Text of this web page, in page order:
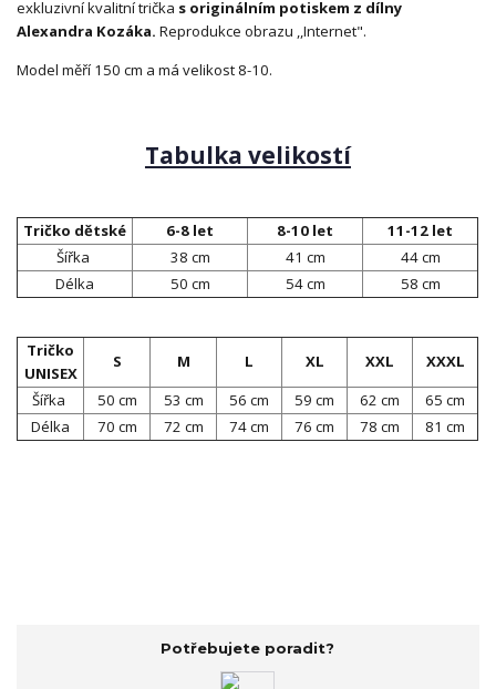
exkluzivní kvalitní trička s originálním potiskem z dílny
Alexandra Kozáka. Reprodukce obrazu ,,Internet".
Model měří 150 cm a má velikost 8-10.
Tabulka velikostí
Tričko dětské 6-8 let 8-10 let
11-12 let
Šířka
38 cm 41 cm
44 cm
Délka
50 cm 54 cm 58 cm
Tričko
UNISEX
S M L XL XXL
XXXL
Šířka
50 cm 53 cm 56 cm 59 cm 62 cm
65 cm
Délka
70 cm 72 cm 74 cm 76 cm 78 cm 81 cm
Potřebujete poradit?